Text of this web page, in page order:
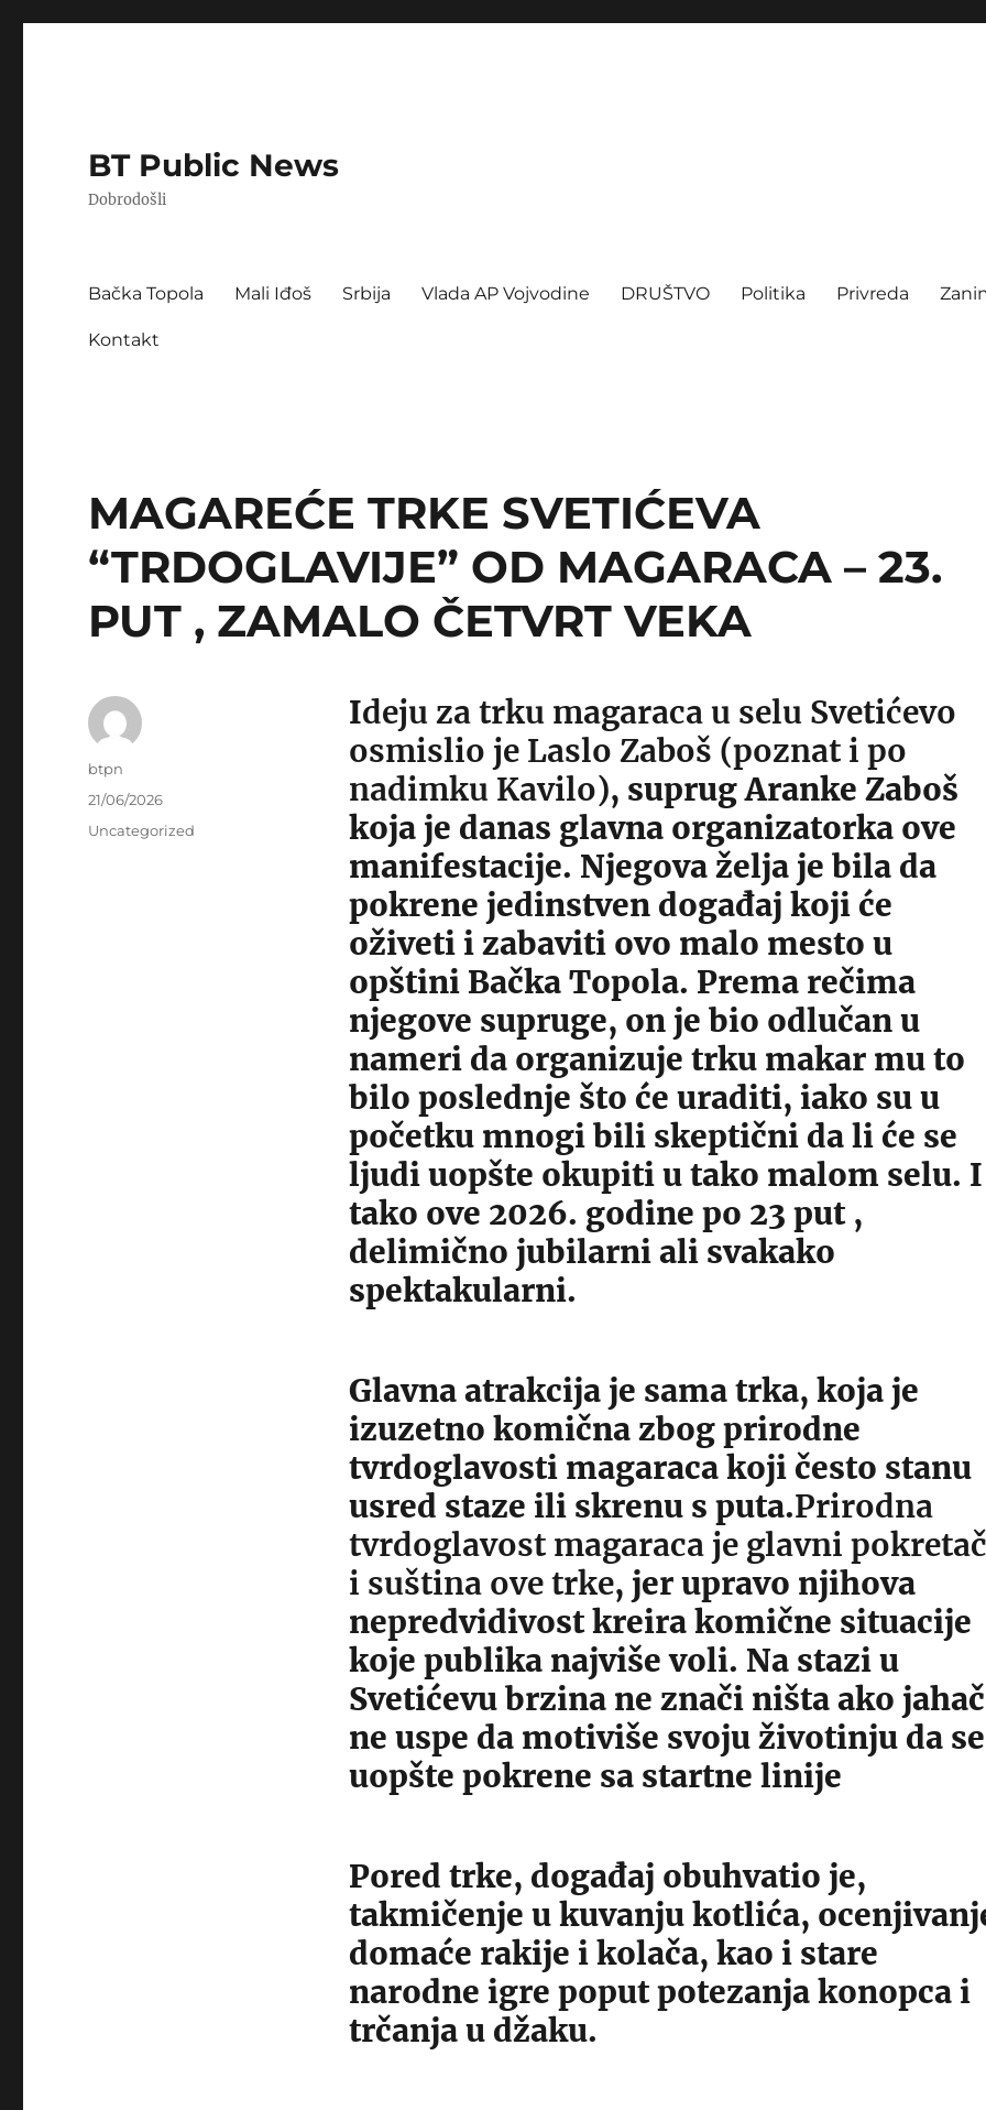
BT Public News
Dobrodošli
Bačka Topola Mali Iđoš Srbija Vlada AP Vojvodine DRUŠTVO Politika Privreda
Kontakt
MAGAREĆE TRKE SVETIĆEVA
“TRDOGLAVIJE” OD MAGARACA – 23.
PUT , ZAMALO ČETVRT VEKA
Ideju za trku magaraca u selu Svetićevo
osmislio je Laslo Zaboš (poznat i po
nadimku Kavilo), suprug Aranke Zaboš
koja je danas glavna organizatorka ove
manifestacije. Njegova želja je bila da
pokrene jedinstven događaj koji će
oživeti i zabaviti ovo malo mesto u
opštini Bačka Topola. Prema rečima
njegove supruge, on je bio odlučan u
nameri da organizuje trku makar mu to
bilo poslednje što će uraditi, iako su u
početku mnogi bili skeptični da li će se
ljudi uopšte okupiti u tako malom selu. I
tako ove 2026. godine po 23 put ,
delimično jubilarni ali svakako
spektakularni.
Glavna atrakcija je sama trka, koja je
izuzetno komična zbog prirodne
tvrdoglavosti magaraca koji često stanu
usred staze ili skrenu s puta.Prirodna
tvrdoglavost magaraca je glavni pokretač
i suština ove trke, jer upravo njihova
nepredvidivost kreira komične situacije
koje publika najviše voli. Na stazi u
Svetićevu brzina ne znači ništa ako jahač
ne uspe da motiviše svoju životinju da se
uopšte pokrene sa startne linije
Pored trke, događaj obuhvatio je,
takmičenje u kuvanju kotlića,
domaće rakije i kolača, kao i stare
narodne igre poput potezanja konopca i
trčanja u džaku.
Author
btpn
Posted
21/06/2026
Categories
Uncategorized